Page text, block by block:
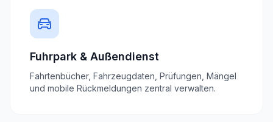
Fuhrpark & Außendienst
Fahrtenbücher, Fahrzeugdaten, Prüfungen, Mängel
und mobile Rückmeldungen zentral verwalten.